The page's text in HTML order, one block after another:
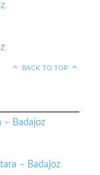
BACK TO TOP
– Badajoz
– Badajoz